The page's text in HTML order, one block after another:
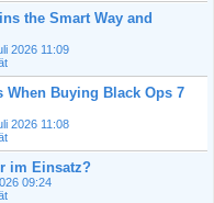
the Smart Way and
2026 11:09
When Buying Black Ops 7
2026 11:08
im Einsatz?
09:24